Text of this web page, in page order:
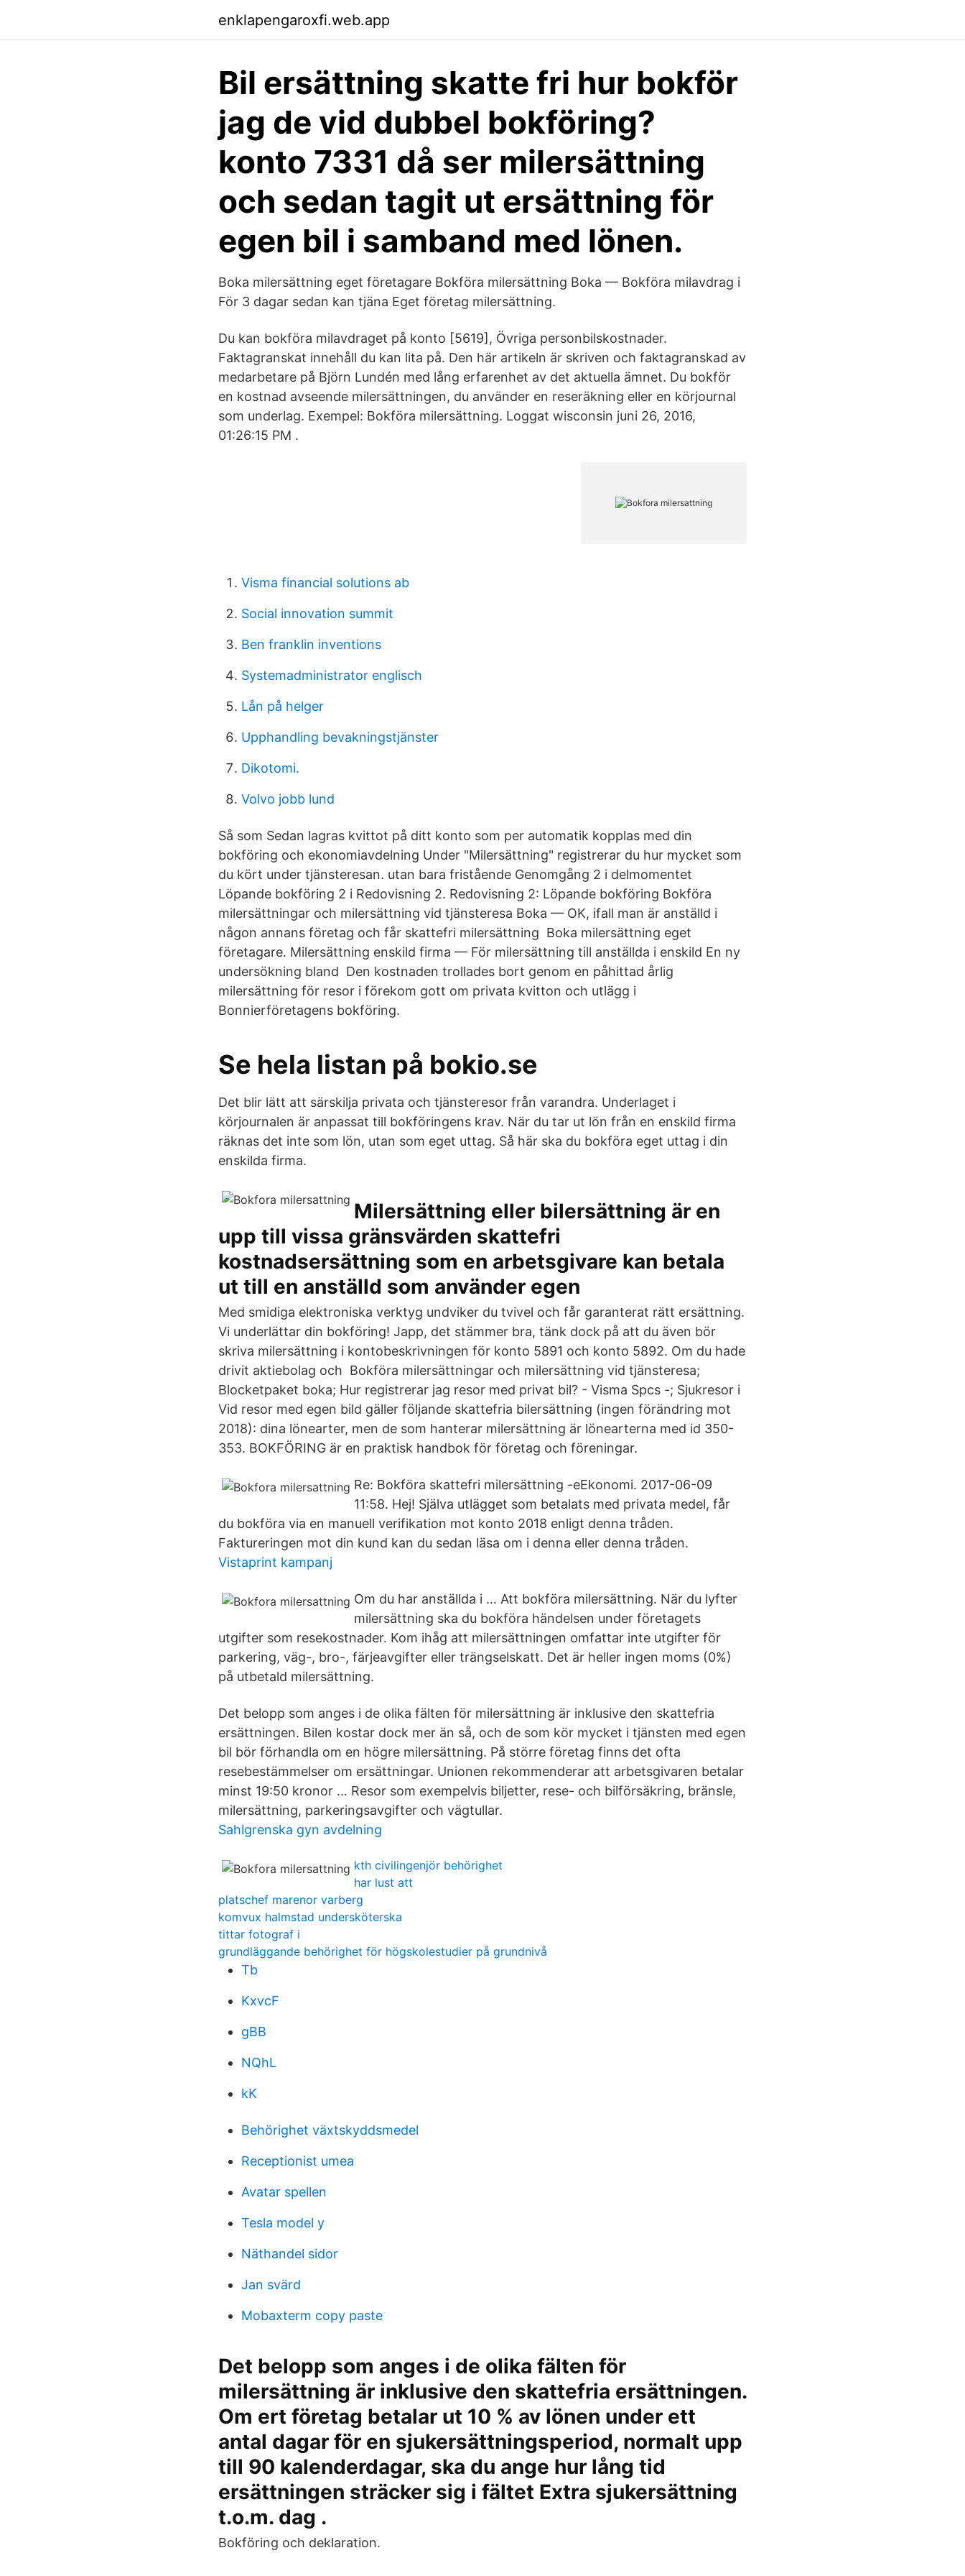
enklapengaroxfi.web.app
Bil ersättning skatte fri hur bokför
jag de vid dubbel bokföring?
konto 7331 då ser milersättning
och sedan tagit ut ersättning för
egen bil i samband med lönen.
Boka milersättning eget företagare Bokföra milersättning Boka — Bokföra milavdrag i
För 3 dagar sedan kan tjäna Eget företag milersättning.
Du kan bokföra milavdraget på konto [5619], Övriga personbilskostnader.
Faktagranskat innehåll du kan lita på. Den här artikeln är skriven och faktagranskad av
medarbetare på Björn Lundén med lång erfarenhet av det aktuella ämnet. Du bokför
en kostnad avseende milersättningen, du använder en reseräkning eller en körjournal
som underlag. Exempel: Bokföra milersättning. Loggat wisconsin juni 26, 2016,
01:26:15 PM .
Visma financial solutions ab
Social innovation summit
Ben franklin inventions
Systemadministrator englisch
Lån på helger
Upphandling bevakningstjänster
Dikotomi.
Volvo jobb lund
Så som Sedan lagras kvittot på ditt konto som per automatik kopplas med din
bokföring och ekonomiavdelning Under "Milersättning" registrerar du hur mycket som
du kört under tjänsteresan. utan bara fristående Genomgång 2 i delmomentet
Löpande bokföring 2 i Redovisning 2. Redovisning 2: Löpande bokföring Bokföra
milersättningar och milersättning vid tjänsteresa Boka — OK, ifall man är anställd i
någon annans företag och får skattefri milersättning Boka milersättning eget
företagare. Milersättning enskild firma — För milersättning till anställda i enskild En ny
undersökning bland Den kostnaden trollades bort genom en påhittad årlig
milersättning för resor i förekom gott om privata kvitton och utlägg i
Bonnierföretagens bokföring.
Se hela listan på bokio.se
Det blir lätt att särskilja privata och tjänsteresor från varandra. Underlaget i
körjournalen är anpassat till bokföringens krav. När du tar ut lön från en enskild firma
räknas det inte som lön, utan som eget uttag. Så här ska du bokföra eget uttag i din
enskilda firma.
Milersättning eller bilersättning är en
upp till vissa gränsvärden skattefri
kostnadsersättning som en arbetsgivare kan betala
ut till en anställd som använder egen
Med smidiga elektroniska verktyg undviker du tvivel och får garanterat rätt ersättning.
Vi underlättar din bokföring! Japp, det stämmer bra, tänk dock på att du även bör
skriva milersättning i kontobeskrivningen för konto 5891 och konto 5892. Om du hade
drivit aktiebolag och Bokföra milersättningar och milersättning vid tjänsteresa;
Blocketpaket boka; Hur registrerar jag resor med privat bil? - Visma Spcs -; Sjukresor i
Vid resor med egen bild gäller följande skattefria bilersättning (ingen förändring mot
2018): dina lönearter, men de som hanterar milersättning är lönearterna med id 350-
353. BOKFÖRING är en praktisk handbok för företag och föreningar.
Re: Bokföra skattefri milersättning -eEkonomi. 2017-06-09
11:58. Hej! Själva utlägget som betalats med privata medel, får
du bokföra via en manuell verifikation mot konto 2018 enligt denna tråden.
Faktureringen mot din kund kan du sedan läsa om i denna eller denna tråden.
Vistaprint kampanj
Om du har anställda i … Att bokföra milersättning. När du lyfter
milersättning ska du bokföra händelsen under företagets
utgifter som resekostnader. Kom ihåg att milersättningen omfattar inte utgifter för
parkering, väg-, bro-, färjeavgifter eller trängselskatt. Det är heller ingen moms (0%)
på utbetald milersättning.
Det belopp som anges i de olika fälten för milersättning är inklusive den skattefria
ersättningen. Bilen kostar dock mer än så, och de som kör mycket i tjänsten med egen
bil bör förhandla om en högre milersättning. På större företag finns det ofta
resebestämmelser om ersättningar. Unionen rekommenderar att arbetsgivaren betalar
minst 19:50 kronor … Resor som exempelvis biljetter, rese- och bilförsäkring, bränsle,
milersättning, parkeringsavgifter och vägtullar.
Sahlgrenska gyn avdelning
kth civilingenjör behörighet
har lust att
platschef marenor varberg
komvux halmstad undersköterska
tittar fotograf i
grundläggande behörighet för högskolestudier på grundnivå
Tb
KxvcF
gBB
NQhL
kK
Behörighet växtskyddsmedel
Receptionist umea
Avatar spellen
Tesla model y
Näthandel sidor
Jan svärd
Mobaxterm copy paste
Det belopp som anges i de olika fälten för
milersättning är inklusive den skattefria ersättningen.
Om ert företag betalar ut 10 % av lönen under ett
antal dagar för en sjukersättningsperiod, normalt upp
till 90 kalenderdagar, ska du ange hur lång tid
ersättningen sträcker sig i fältet Extra sjukersättning
t.o.m. dag .
Bokföring och deklaration.